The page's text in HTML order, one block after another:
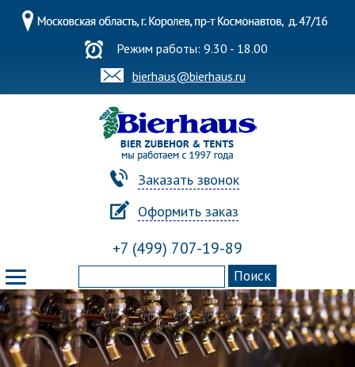
Режим работы: 9.30 - 18.00
bierhaus@bierhaus.ru
Заказать звонок
Оформить заказ
+7 (499) 707-19-89